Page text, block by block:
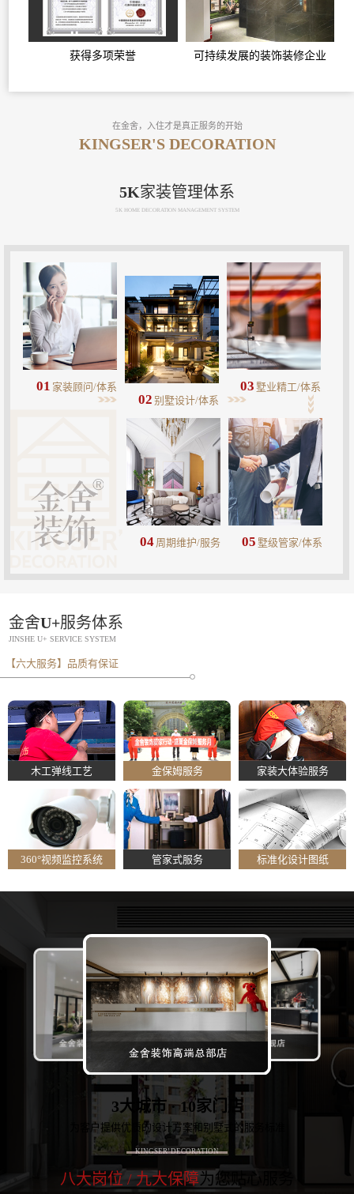
获得多项荣誉 可持续发展的装饰装修企业
在金舍，入住才是真正服务的开始
KINGSER'S DECORATION
5K家装管理体系
5K HOME DECORATION MANAGEMENT SYSTEM
01 家装顾问/体系
02 别墅设计/体系
03 墅业精工/体系
04 周期维护/服务 05 墅级管家/体系
金舍U+服务体系
JINSHE U+ SERVICE SYSTEM
【六大服务】品质有保证
木工弹线工艺 金保姆服务 家装大体验服务
360°视频监控系统 管家式服务 标准化设计图纸
3大城市 · 10家门店
为客户提供优质的设计方案和别墅式的服务标准
KINGSER’ DECORATION
八大岗位 / 九大保障为您贴心服务